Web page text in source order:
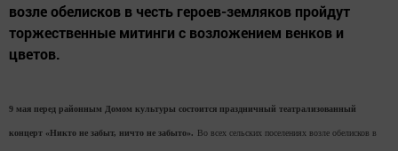
возле обелисков в честь героев-земляков пройдут
торжественные митинги с возложением венков и
цветов.
9 мая перед районным Домом культуры состоится праздничный театрализованный
концерт «Никто не забыт, ничто не забыто». Во всех сельских поселениях возле обелисков в